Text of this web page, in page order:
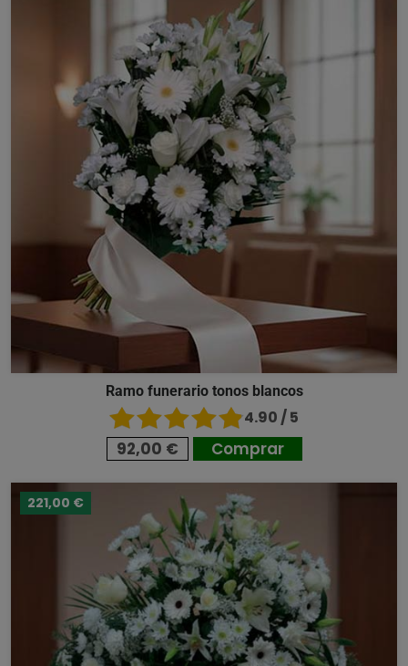
Ramo funerario tonos blancos
4.90 / 5
92,00 € Comprar
221,00 €